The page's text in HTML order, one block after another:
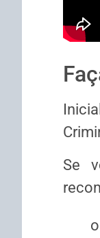
Se